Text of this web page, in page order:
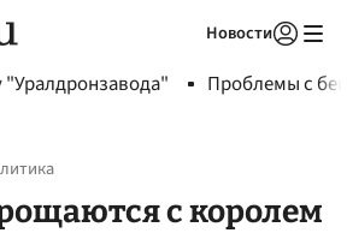
Новости
"Уралдронзавода" Проблемы с
с королем